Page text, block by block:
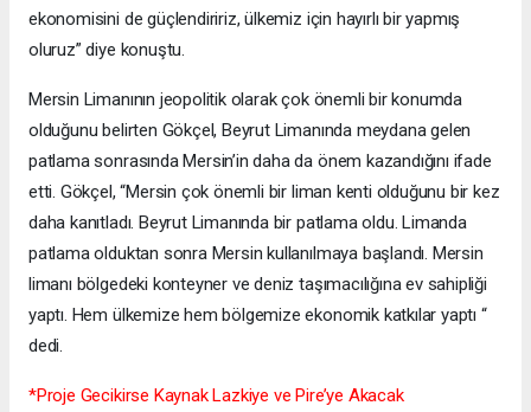
ekonomisini de güçlendiririz, ülkemiz için hayırlı bir yapmış
oluruz” diye konuştu.
Mersin Limanının jeopolitik olarak çok önemli bir konumda
olduğunu belirten Gökçel, Beyrut Limanında meydana gelen
patlama sonrasında Mersin’in daha da önem kazandığını ifade
etti. Gökçel, “Mersin çok önemli bir liman kenti olduğunu bir kez
daha kanıtladı. Beyrut Limanında bir patlama oldu. Limanda
patlama olduktan sonra Mersin kullanılmaya başlandı. Mersin
limanı bölgedeki konteyner ve deniz taşımacılığına ev sahipliği
yaptı. Hem ülkemize hem bölgemize ekonomik katkılar yaptı “
dedi.
*Proje Gecikirse Kaynak Lazkiye ve Pire’ye Akacak